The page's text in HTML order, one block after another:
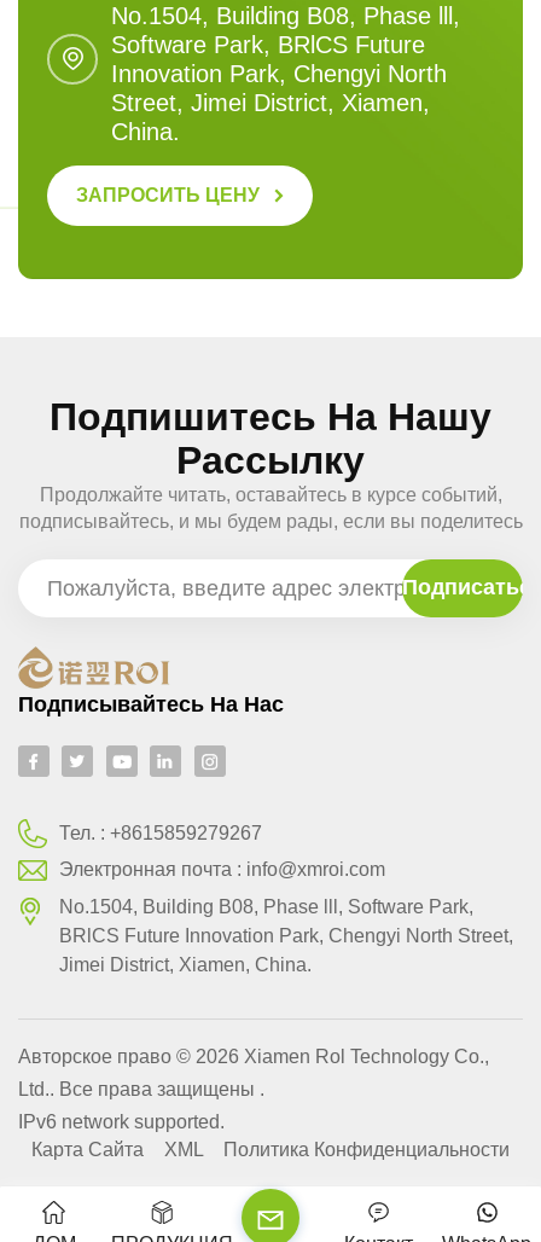
No.1504, Building B08, Phase lll,
Software Park, BRlCS Future
Innovation Park, Chengyi North
Street, Jimei District, Xiamen,
China.
ЗАПРОСИТЬ ЦЕНУ
Подпишитесь На Нашу
Рассылку
Продолжайте читать, оставайтесь в курсе событий,
подписывайтесь, и мы будем рады, если вы поделитесь
Подписывайтесь На Нас
Тел. :+8615859279267
Электронная почта : info@xmroi.com
No.1504, Building B08, Phase lll, Software Park,
BRlCS Future Innovation Park, Chengyi North Street,
Jimei District, Xiamen, China.
Авторское право © 2026 Xiamen Rol Technology Co.,
Ltd.. Все права защищены .
IPv6 network supported.
Карта Сайта
XML Политика Конфиденциальности